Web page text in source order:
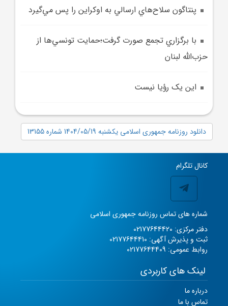
پنتاگون سلاح‌هاي ارسالي به اوکراين را پس مي‌گيرد
با برگزاري تجمع صورت گرفت؛حمايت تونسي‌ها از
حزب‌الله لبنان
اين يک رؤيا نيست
دانلود روزنامه جمهوری اسلامی یکشنبه 1404/05/19 شماره 13155
کانال تلگرام
شماره های تماس روزنامه جمهوری اسلامی
دفتر مرکزی: 02177644420
ثبت و پذیرش آگهی: 02177644410
روابط عمومی: 02177644409
لینک های کاربردی
درباره ما
تماس با ما